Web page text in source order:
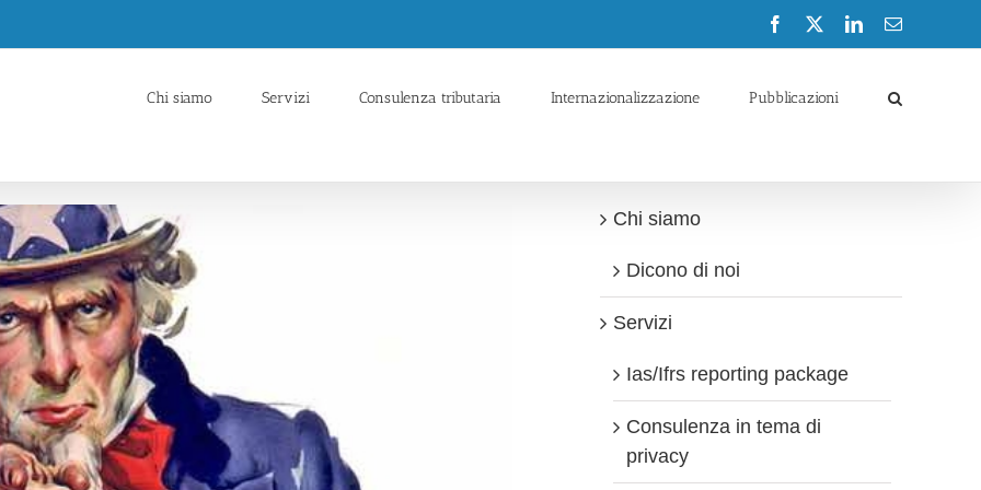
Facebook LinkedInEmail
Chi siamo Servizi Consulenza tributaria Internazionalizzazione Pubblicazioni
Chi siamo
Dicono di noi
Servizi
Ias/Ifrs reporting package
Consulenza in tema di
privacy